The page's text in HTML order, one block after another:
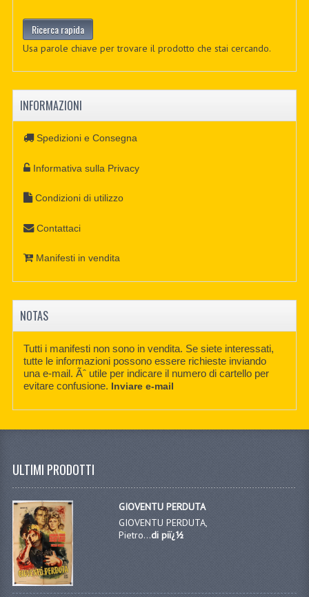
Usa parole chiave per trovare il prodotto che stai cercando.
INFORMAZIONI
Spedizioni e Consegna
Informativa sulla Privacy
Condizioni di utilizzo
Contattaci
Manifesti in vendita
NOTAS
Tutti i manifesti non sono in vendita. Se siete interessati,
tutte le informazioni possono essere richieste inviando
una e-mail. Ãˆ utile per indicare il numero di cartello per
evitare confusione. Inviare e-mail
ULTIMI PRODOTTI
GIOVENTU PERDUTA
GIOVENTU PERDUTA,
Pietro...di piï¿½